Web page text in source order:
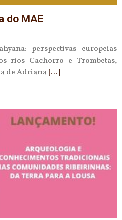
do MAE
perspectivas europeias
rios Cachorro e Trombetas,
de Adriana